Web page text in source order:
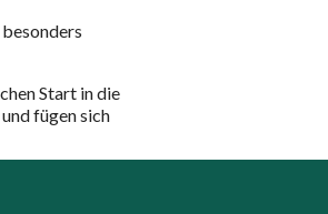
besonders
Start in die
fügen sich